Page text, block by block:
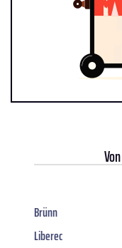
Von
Brünn
Liberec